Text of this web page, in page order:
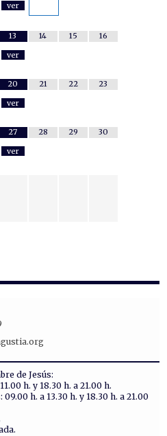
ver
13
ver
14 15 16
20
ver
21 22 23
27
ver
28 29 30
de Jesús:
h. y 18.30 h. a 21.00 h.
h. a 13.30 h. y 18.30 h. a 21.00